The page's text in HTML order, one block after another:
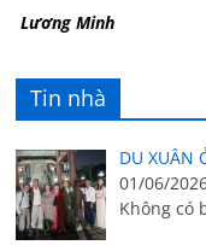
Lương Minh
Tin nhà
DU XUÂN
01/06/
Không có